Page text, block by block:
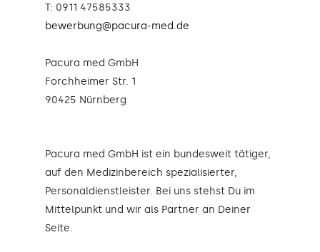
T: 0911 47585333
bewerbung@pacura-med.de
Pacura med GmbH
Forchheimer Str. 1
90425 Nürnberg
Pacura med GmbH ist ein bundesweit tätiger,
auf den Medizinbereich spezialisierter,
Personaldienstleister. Bei uns stehst Du im
Mittelpunkt und wir als Partner an Deiner
Seite.